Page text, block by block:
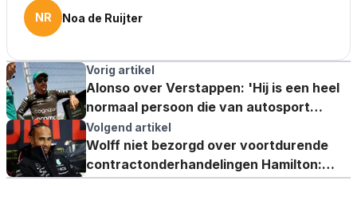
NR Noa de Ruijter
Vorig artikel
Alonso over Verstappen: 'Hij is een heel
normaal persoon die van autosport
houdt'
Volgend artikel
Wolff niet bezorgd over voortdurende
contractonderhandelingen Hamilton:
'Het gaat gewoon om triviale dingen'